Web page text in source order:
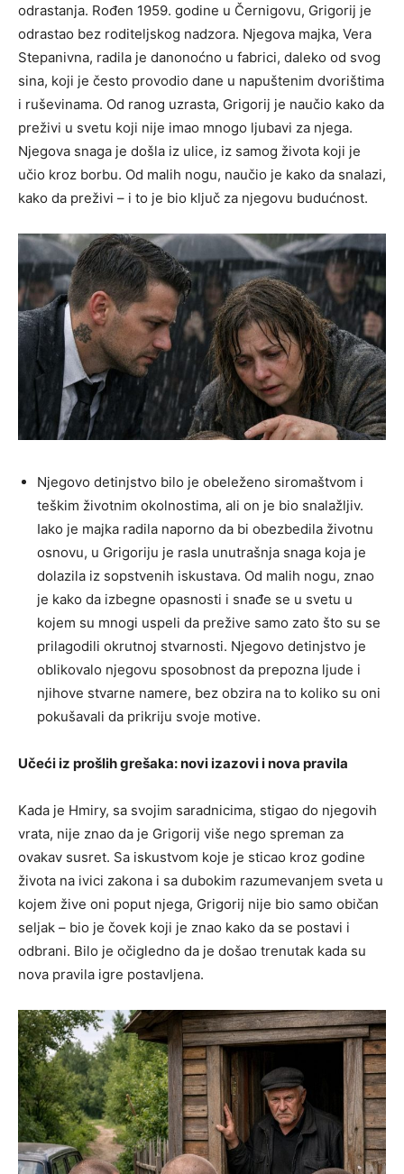
odrastanja. Rođen 1959. godine u Černigovu, Grigorij je
odrastao bez roditeljskog nadzora. Njegova majka, Vera
Stepanivna, radila je danonoćno u fabrici, daleko od svog
sina, koji je često provodio dane u napuštenim dvorištima
i ruševinama. Od ranog uzrasta, Grigorij je naučio kako da
preživi u svetu koji nije imao mnogo ljubavi za njega.
Njegova snaga je došla iz ulice, iz samog života koji je
učio kroz borbu. Od malih nogu, naučio je kako da snalazi,
kako da preživi – i to je bio ključ za njegovu budućnost.
Njegovo detinjstvo bilo je obeleženo siromaštvom i
teškim životnim okolnostima, ali on je bio snalažljiv.
Iako je majka radila naporno da bi obezbedila životnu
osnovu, u Grigoriju je rasla unutrašnja snaga koja je
dolazila iz sopstvenih iskustava. Od malih nogu, znao
je kako da izbegne opasnosti i snađe se u svetu u
kojem su mnogi uspeli da prežive samo zato što su se
prilagodili okrutnoj stvarnosti. Njegovo detinjstvo je
oblikovalo njegovu sposobnost da prepozna ljude i
njihove stvarne namere, bez obzira na to koliko su oni
pokušavali da prikriju svoje motive.
Učeći iz prošlih grešaka: novi izazovi i nova pravila
Kada je Hmiry, sa svojim saradnicima, stigao do njegovih
vrata, nije znao da je Grigorij više nego spreman za
ovakav susret. Sa iskustvom koje je sticao kroz godine
života na ivici zakona i sa dubokim razumevanjem sveta u
kojem žive oni poput njega, Grigorij nije bio samo običan
seljak – bio je čovek koji je znao kako da se postavi i
odbrani. Bilo je očigledno da je došao trenutak kada su
nova pravila igre postavljena.